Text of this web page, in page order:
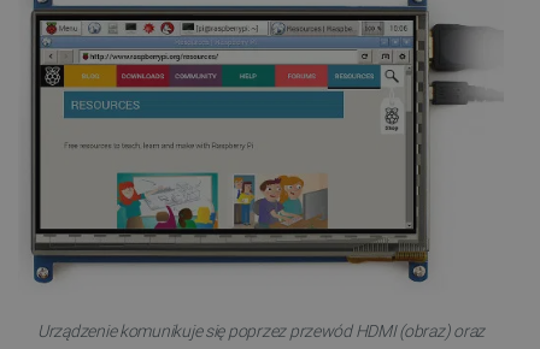
Urządzenie komunikuje się poprzez przewód HDMI (obraz) oraz